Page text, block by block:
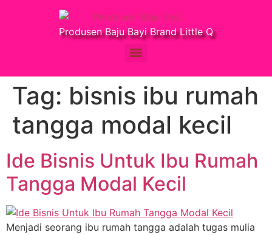
Produsen Baju Bayi Brand Little Q
Tag: bisnis ibu rumah
tangga modal kecil
Ide Bisnis Untuk Ibu Rumah
Tangga Modal Kecil
Menjadi seorang ibu rumah tangga adalah tugas mulia